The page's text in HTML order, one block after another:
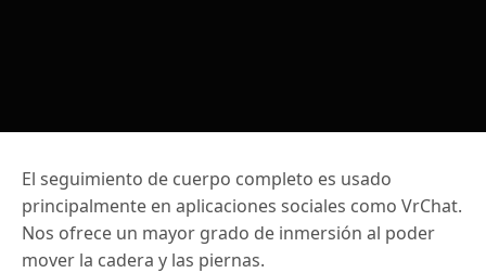
El seguimiento de cuerpo completo es usado
principalmente en aplicaciones sociales como VrChat.
Nos ofrece un mayor grado de inmersión al poder
mover la cadera y las piernas.